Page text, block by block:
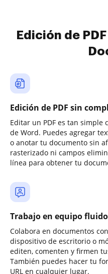
Edición de
Edición de PDF sin
Editar un PDF es tan
de Word. Puedes agregar
o anotar tu documento sin
rasterizado ni campos
línea para obtener tu
Trabajo en equipo fluido
Colabora en documentos
dispositivo de escritorio o
editen, comenten y firmen
También puedes hacer tu
URL en cualquier lugar.